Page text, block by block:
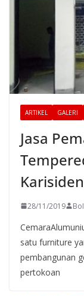
ARTIKEL GALERI
Jasa
28/11/2019
satu furniture
pembangunan
pertokoan